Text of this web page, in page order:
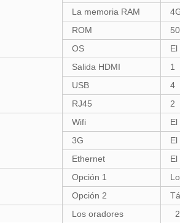
La memoria RAM
ROM
OS
Salida HDMI
1
USB
4
RJ45
2
Wifi
El
3G
El
Ethernet
El
Opción 1
Opción 2
Los oradores